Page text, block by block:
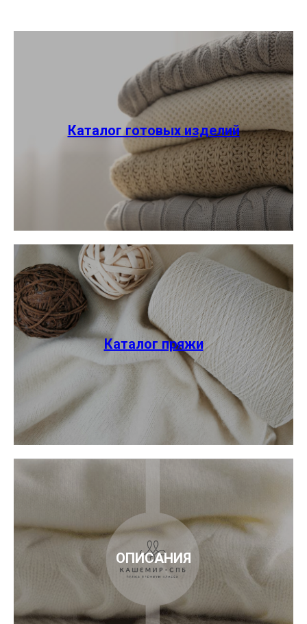
Каталог готовых изделий
Каталог пряжи
ОПИСАНИЯ